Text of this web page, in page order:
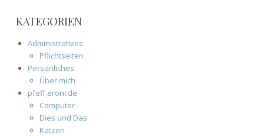
BEITRÄGE
KATEGORIEN
Administratives
Pflichtseiten
Persönliches
Über mich
pfeff.eroni.de
Computer
Dies und Das
Katzen